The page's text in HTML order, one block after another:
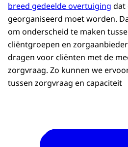
breed gedeelde overtuiging dat
georganiseerd moet worden.
om onderscheid te maken
cliëntgroepen en
dragen voor cliënten met de
zorgvraag. Zo kunnen we
tussen zorgvraag en capaciteit